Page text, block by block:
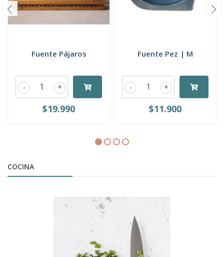
Fuente Pájaros
+
-
$19.990
Fuente Pez | M
+
-
$11.900
COCINA